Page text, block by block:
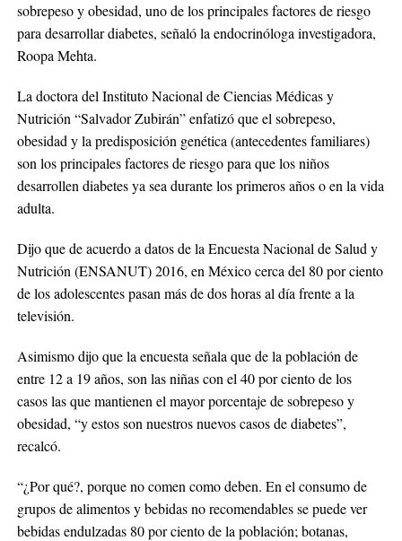
sobrepeso y obesidad, uno de los principales factores de riesgo
para desarrollar diabetes, señaló la endocrinóloga investigadora,
Roopa Mehta.
La doctora del Instituto Nacional de Ciencias Médicas y
Nutrición “Salvador Zubirán” enfatizó que el sobrepeso,
obesidad y la predisposición genética (antecedentes familiares)
son los principales factores de riesgo para que los niños
desarrollen diabetes ya sea durante los primeros años o en la vida
adulta.
Dijo que de acuerdo a datos de la Encuesta Nacional de Salud y
Nutrición (ENSANUT) 2016, en México cerca del 80 por ciento
de los adolescentes pasan más de dos horas al día frente a la
televisión.
Asimismo dijo que la encuesta señala que de la población de
entre 12 a 19 años, son las niñas con el 40 por ciento de los
casos las que mantienen el mayor porcentaje de sobrepeso y
obesidad, “y estos son nuestros nuevos casos de diabetes”,
recalcó.
“¿Por qué?, porque no comen como deben. En el consumo de
grupos de alimentos y bebidas no recomendables se puede ver
bebidas endulzadas 80 por ciento de la población; botanas,